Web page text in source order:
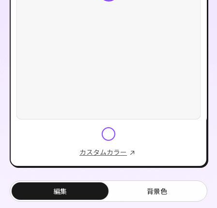
カスタムカラー
編集 背景色